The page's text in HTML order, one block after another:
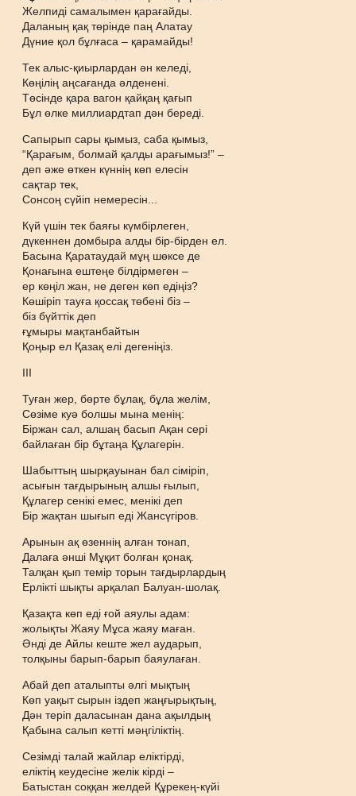
Желпиді самалымен қарағайды.
Даланың қақ төрінде паң Алатау
Дүние қол бұлғаса – қарамайды!
Тек алыс-қиырлардан ән келеді,
Көңілің аңсағанда әлденені.
Төсінде қара вагон қайқаң қағып
Бұл өлке миллиардтап дән береді.
Сапырып сары қымыз, саба қымыз,
“Қарағым, болмай қалды арағымыз!” –
деп әже өткен күннің көп елесін
сақтар тек,
Сонсоң сүйіп немересін...
Күй үшін тек баяғы күмбірлеген,
дүкеннен домбыра алды бір-бірден ел.
Басына Қаратаудай мұң шөксе де
Қонағына ештеңе білдірмеген –
ер көңіл жан, не деген көп едіңіз?
Көшіріп тауға қоссақ төбені біз –
біз бүйттік деп
ғұмыры мақтанбайтын
Қоңыр ел Қазақ елі дегеніңіз.
III
Туған жер, бөрте бұлақ, бұла желім,
Сөзіме куә болшы мына менің:
Біржан сал, алшаң басып Ақан сері
байлаған бір бұтаңа Құлагерін.
Шабыттың шырқауынан бал сіміріп,
асығын тағдырының алшы ғылып,
Құлагер сенікі емес, менікі деп
Бір жақтан шығып еді Жансүгіров.
Арынын ақ өзеннің алған тонап,
Далаға әнші Мұқит болған қонақ.
Талқан қып темір торын тағдырлардың
Ерлікті шықты арқалап Балуан-шолақ.
Қазақта көп еді ғой аяулы адам:
жолықты Жаяу Мұса жаяу маған.
Әнді де Айлы кеште жел аударып,
толқыны барып-барып баяулаған.
Абай деп аталыпты әлгі мықтың
Көп уақыт сырын іздеп жаңғырықтың,
Дән теріп даласынан дана ақылдың
Қабына салып кетті мәңгіліктің.
Сезімді талай жайлар еліктірді,
еліктің кеудесіне желік кірді –
Батыстан соққан желдей Құрекең-күйі